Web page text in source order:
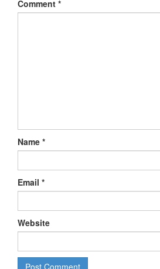
Comment *
Name *
Email *
Website